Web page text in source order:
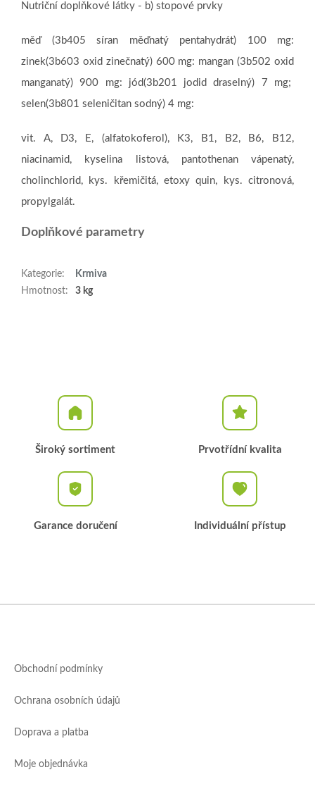
Nutriční doplňkové látky - b) stopové prvky
měď (3b405 síran měďnatý pentahydrát) 100 mg:
zinek(3b603 oxid zinečnatý) 600 mg: mangan (3b502 oxid
manganatý) 900 mg: jód(3b201 jodid draselný) 7 mg;
selen(3b801 seleničitan sodný) 4 mg:
vit. A, D3, E, (alfatokoferol), K3, B1, B2, B6, B12,
niacinamid, kyselina listová, pantothenan vápenatý,
cholinchlorid, kys. křemičitá, etoxy quin, kys. citronová,
propylgalát.
Doplňkové parametry
Kategorie:
Krmiva
Hmotnost: 3 kg
Široký sortiment Prvotřídní kvalita
Garance doručení Individuální přístup
Obchodní podmínky
Ochrana osobních údajů
Doprava a platba
Moje objednávka